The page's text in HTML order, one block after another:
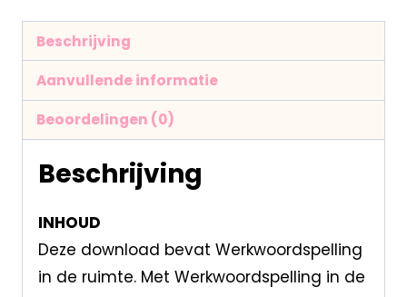
Beschrijving
Aanvullende informatie
Beoordelingen (0)
Beschrijving
INHOUD
Deze download bevat Werkwoordspelling
in de ruimte. Met Werkwoordspelling in de